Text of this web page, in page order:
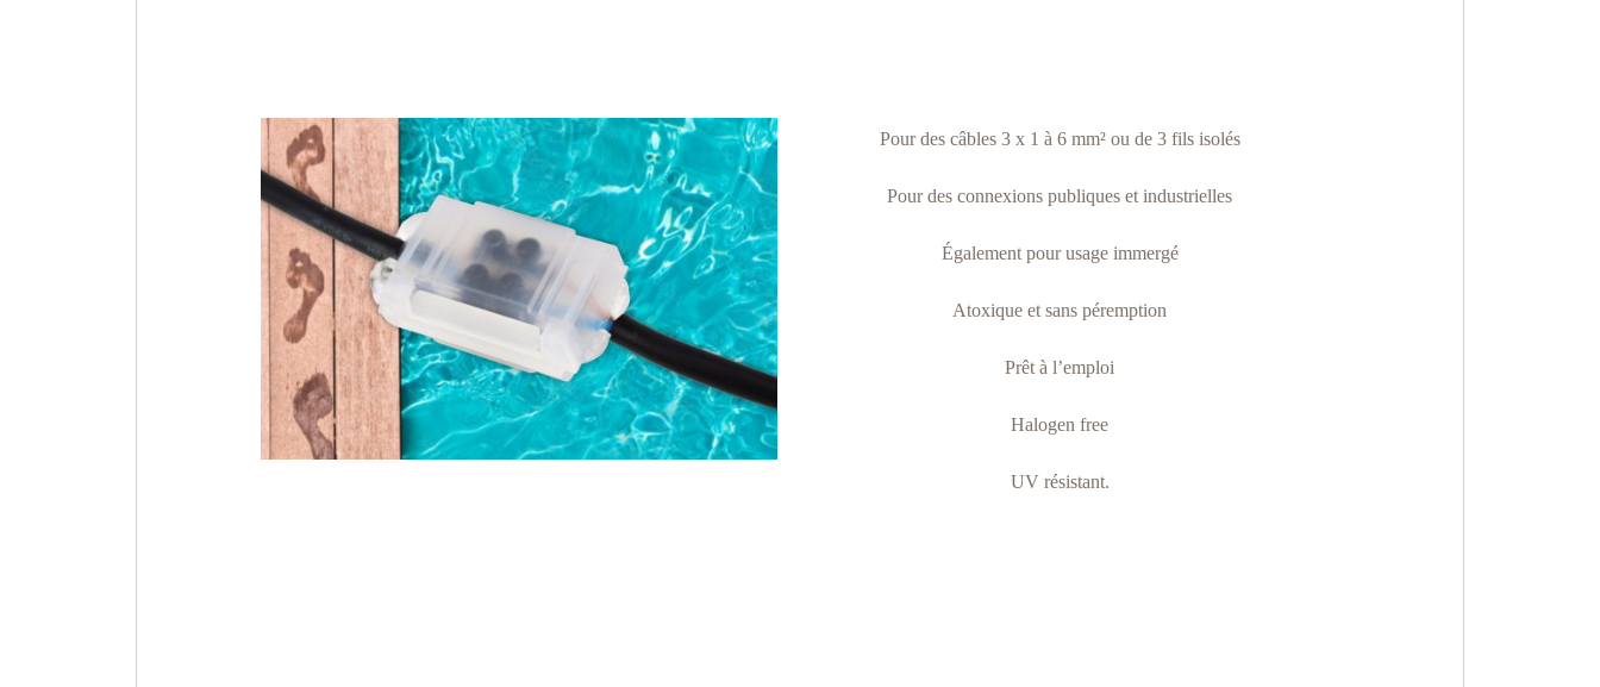
Pour des câbles 3 x 1 à 6 mm² ou de 3 fils isolés
Pour des connexions publiques et industrielles
Également pour usage immergé
Atoxique et sans péremption
Prêt à l’emploi
Halogen free
UV résistant.